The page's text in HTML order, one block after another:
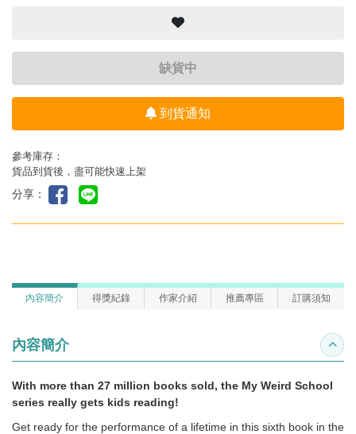
缺貨中
到貨通知
參考庫存：
貨品到貨後，盡可能快速上架
分享：
內容簡介 得獎紀錄 作家介紹 推薦專區 訂購須知
內容簡介 收合
With more than 27 million books sold, the My Weird School
series really gets kids reading!
Get ready for the performance of a lifetime in this sixth book in the